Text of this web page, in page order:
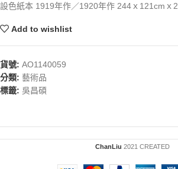
設色紙本 1919年作／1920年作 244ｘ121cmｘ2
Add to wishlist
貨號: AO1140059
分類: 藝術品
標籤: 吳昌碩
ChanLiu 2021 CREATED